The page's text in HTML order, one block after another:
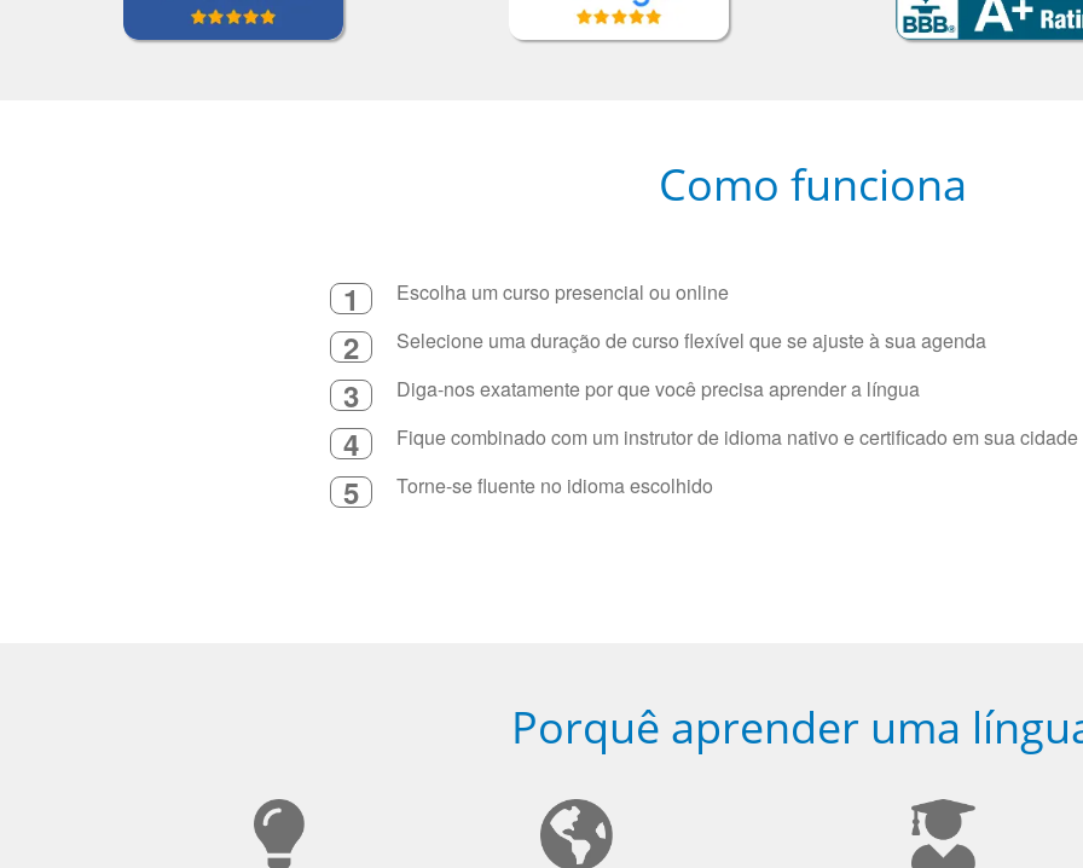
Como funciona
1 Escolha um curso presencial ou online
2 Selecione uma duração de curso flexível que se ajuste à sua agenda
3 Diga-nos exatamente por que você precisa aprender a língua
4 Fique combinado com um instrutor de idioma nativo e certificado em sua
5 Torne-se fluente no idioma escolhido
Porquê aprender uma